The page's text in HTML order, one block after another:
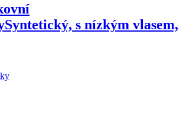
Syntetický, s nízkým vlasem,